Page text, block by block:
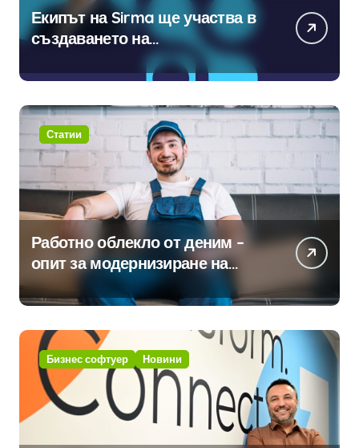
Екипът на Sirma ще участва в
създаването на
международните стандарти за
навлизане на изкуствен
интелект в хотелиерството
Статии
Работно облекло от деним –
опит за модернизиране на
традицията
Бизнес софтуер Новини